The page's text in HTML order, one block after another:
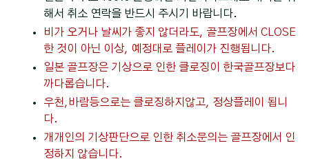
해서 취소 연락을 반드시 주시기 바랍니다.
비가 오거나 날씨가 좋지 않더라도, 골프장에서 CLOSE
한 것이 아닌 이상, 예정대로 플레이가 진행됩니다.
일본 골프장은 기상으로 인한 클로징이 한국골프장보다
까다롭습니다.
우천,바람등으로는 클로징하지않고, 정상플레이 됩니
다.
개개인의 기상판단으로 인한 취소문의는 골프장에서 인
정하지 않습니다.